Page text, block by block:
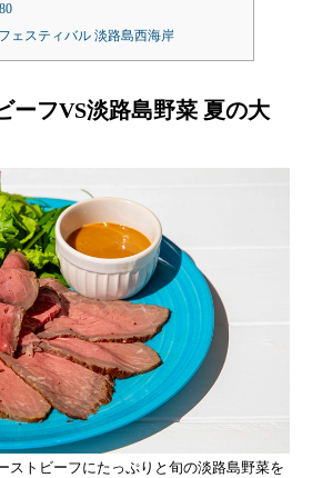
ェスティバル 淡路島西海岸
ーフVS淡路島野菜 夏の大
ストビーフにたっぷりと旬の淡路島野菜を